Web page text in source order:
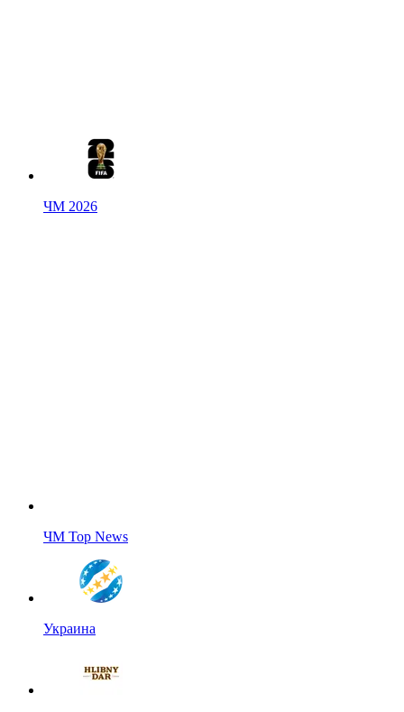
ЧМ 2026
ЧМ Top News
Украина